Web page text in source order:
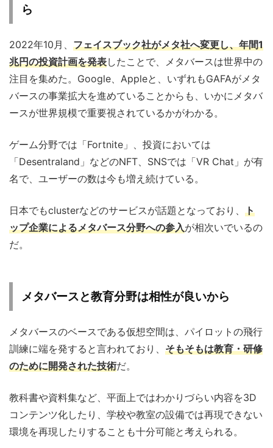
ら
2022年10月、 フェイスブック社がメタ社へ変更し、年間1
兆円の投資計画を発表したことで、メタバースは世界中の
注目を集めた。Google、Appleと、いずれもGAFAがメタ
バースの事業拡大を進めていることからも、いかにメタバ
ースが世界規模で重要視されているかがわかる。
ゲーム分野では「Fortnite」、投資においては
「Desentraland」などのNFT、SNSでは「VR Chat」が有
名で、ユーザーの数は今も増え続けている。
日本でもclusterなどのサービスが話題となっており、 ト
ップ企業によるメタバース分野への参入が相次いでいるの
だ。
メタバースと教育分野は相性が良いから
メタバースのベースである仮想空間は、パイロットの飛行
訓練に端を発すると言われており、 そもそもは教育・研修
のために開発された技術だ。
教科書や資料集など、平面上ではわかりづらい内容を3D
コンテンツ化したり、学校や教室の設備では再現できない
環境を再現したりすることも十分可能と考えられる。